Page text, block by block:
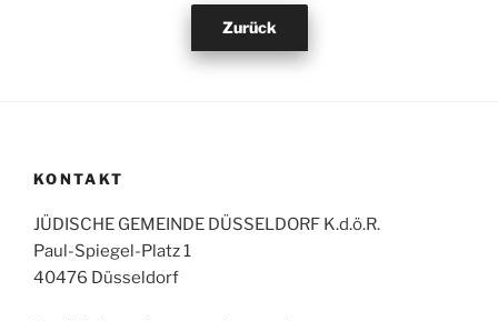
Zurück
KONTAKT
JÜDISCHE GEMEINDE DÜSSELDORF K.d.ö.R.
Paul-Spiegel-Platz 1
40476 Düsseldorf